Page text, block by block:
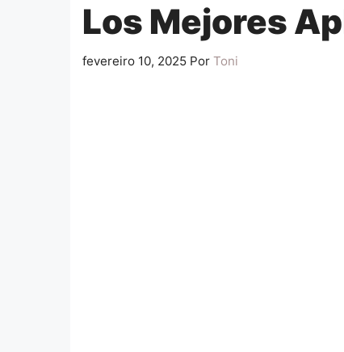
Los Mejores
fevereiro 10, 2025 Por Toni